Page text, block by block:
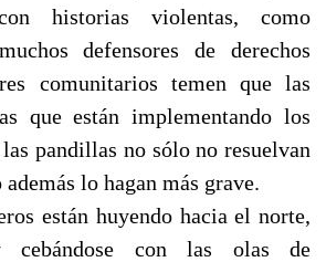
historias violentas, como
defensores de derechos
comunitarios temen que las
que están implementando los
pandillas no sólo no resuelvan
lo hagan más grave.
están huyendo hacia el norte,
cebándose con las olas de